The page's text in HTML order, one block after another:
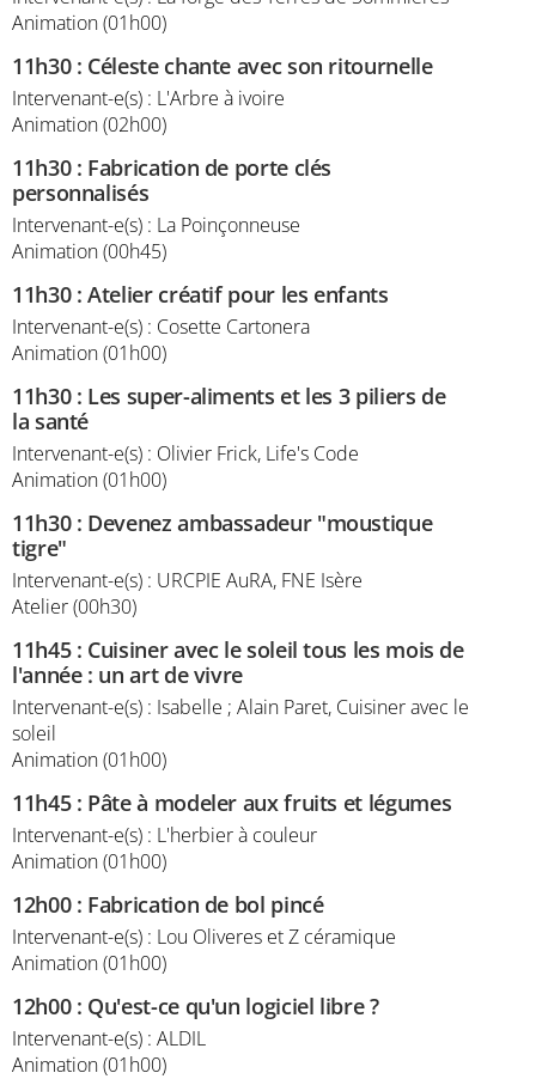
Animation (01h00)
11h30: Céleste chante avec son ritournelle
Intervenant-e(s) : L'Arbre à ivoire
Animation (02h00)
11h30: Fabrication de porte clés
personnalisés
Intervenant-e(s) : La Poinçonneuse
Animation (00h45)
11h30:Atelier créatif pour les enfants
Intervenant-e(s) : Cosette Cartonera
Animation (01h00)
11h30: Les super-aliments et les 3 piliers de
la santé
Intervenant-e(s) : Olivier Frick, Life's Code
Animation (01h00)
11h30: Devenez ambassadeur "moustique
tigre"
Intervenant-e(s) : URCPIE AuRA, FNE Isère
Atelier (00h30)
11h45: Cuisiner avec le soleil tous les mois de
l'année : un art de vivre
Intervenant-e(s) : Isabelle ; Alain Paret, Cuisiner avec le
soleil
Animation (01h00)
11h45: Pâte à modeler aux fruits et légumes
Intervenant-e(s) : L'herbier à couleur
Animation (01h00)
12h00: Fabrication de bol pincé
Intervenant-e(s) : Lou Oliveres et Z céramique
Animation (01h00)
12h00: Qu'est-ce qu'un logiciel libre ?
Intervenant-e(s) : ALDIL
Animation (01h00)